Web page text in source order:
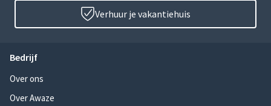
Verhuur je vakantiehuis
Bedrijf
Over ons
Over Awaze